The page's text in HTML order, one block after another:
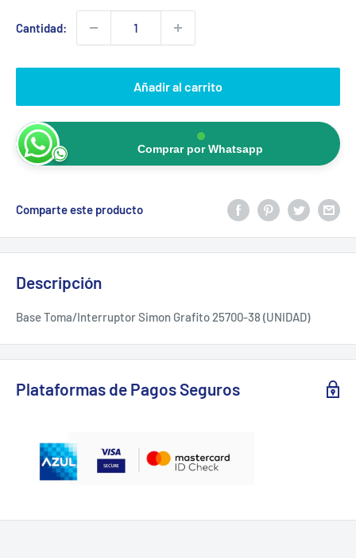
Cantidad:
Añadir al carrito
Comprar por Whatsapp
Comparte este producto
Descripción
Base Toma/Interruptor Simon Grafito 25700-38 (UNIDAD)
Plataformas de Pagos Seguros